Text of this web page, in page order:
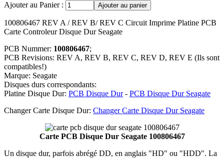
Ajouter au Panier :
100806467 REV A / REV B/ REV C Circuit Imprime Platine PCB
Carte Controleur Disque Dur Seagate
PCB Nummer: 100806467;
PCB Revisions: REV A, REV B, REV C, REV D, REV E (Ils sont
compatibles!)
Marque: Seagate
Disques durs correspondants:
Platine Disque Dur: PCB Disque Dur- PCB Disque Dur Seagate
Changer Carte Disque Dur: Changer Carte Disque Dur Seagate
Carte PCB Disque Dur Seagate 100806467
Un disque dur, parfois abrégé DD, en anglais "HD" ou "HDD". La